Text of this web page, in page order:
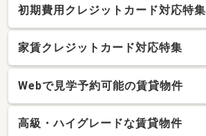
初期費用クレジットカード対応特集
家賃クレジットカード対応特集
Webで見学予約可能の賃貸物件
高級・ハイグレードな賃貸物件